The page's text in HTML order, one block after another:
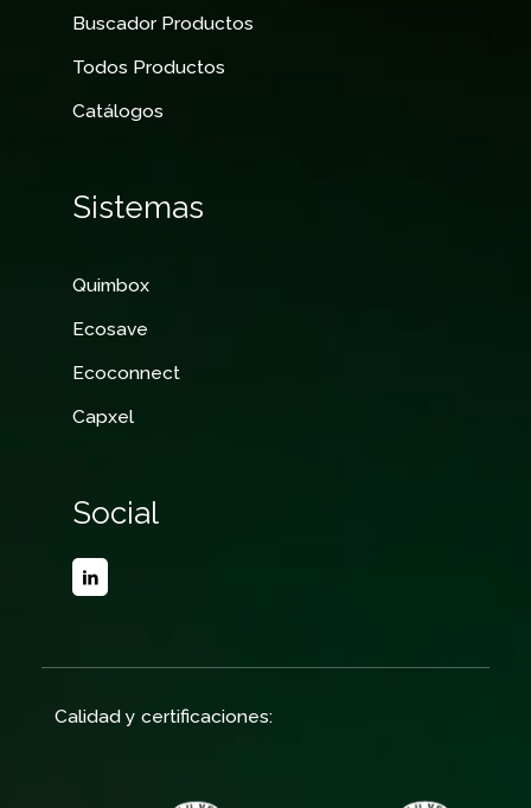
Buscador Productos
Todos Productos
Catálogos
Sistemas
Quimbox
Ecosave
Ecoconnect
Capxel
Social
Calidad y certificaciones: